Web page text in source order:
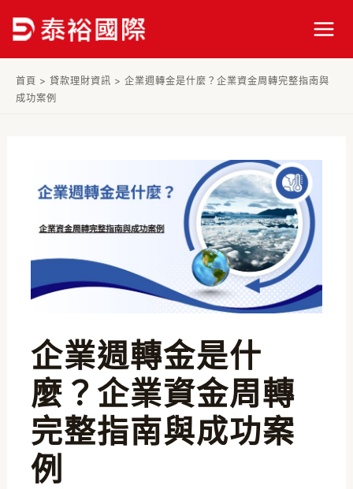
首頁 > 貸款理財資訊 > 企業週轉金是什麼？企業資金周轉完整指南與
成功案例
企業週轉金是什
麼？企業資金周轉
完整指南與成功案
例
navigation